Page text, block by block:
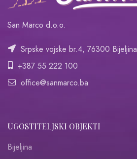
San Marco d.o.o.
Srpske vojske br.4, 76300 Bijeljina
+387 55 222 100
office@sanmarco.ba
UGOSTITELJSKI OBJEKTI
Bijeljina